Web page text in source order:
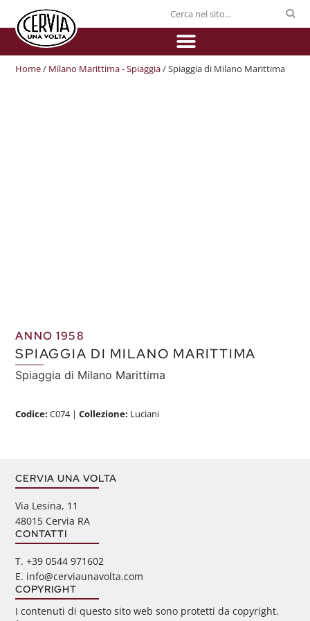
Home/ Milano Marittima - Spiaggia/ Spiaggia di Milano Marittima
ANNO 1958
SPIAGGIA DI MILANO MARITTIMA
Spiaggia di Milano Marittima
Codice:C074|Collezione: Luciani
CERVIA UNA VOLTA
Via Lesina, 11
48015 Cervia RA
CONTATTI
‭T. +39 0544 971602
E. info@cerviaunavolta.com
COPYRIGHT
I contenuti di questo sito web sono protetti da copyright.